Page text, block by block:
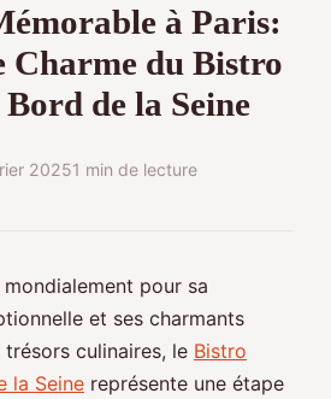
à Paris:
Charme du Bistro
de la Seine
20251 min de lecture
pour sa
et ses charmants
culinaires, le Bistro
la Seine représente une étape